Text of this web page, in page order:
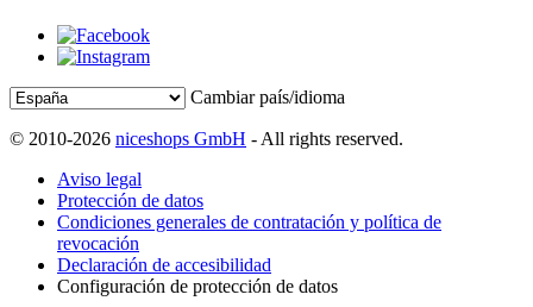
Cambiar país/idioma
© 2010-2026 niceshops GmbH - All rights reserved.
Aviso legal
Protección de datos
Condiciones generales de contratación y política de
revocación
Declaración de accesibilidad
Configuración de protección de datos